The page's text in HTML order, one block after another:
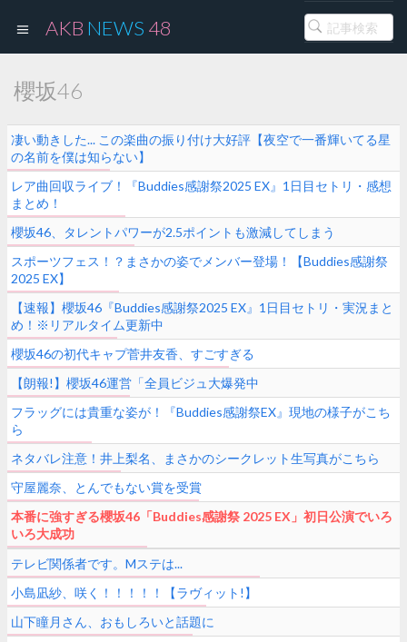
AKB NEWS 48
櫻坂46
凄い動きした... この楽曲の振り付け大好評【夜空で一番輝いてる星
の名前を僕は知らない】
レア曲回収ライブ！『Buddies感謝祭2025 EX』1日目セトリ・感想
まとめ！
櫻坂46、タレントパワーが2.5ポイントも激減してしまう
スポーツフェス！？まさかの姿でメンバー登場！【Buddies感謝祭
2025 EX】
【速報】櫻坂46『Buddies感謝祭2025 EX』1日目セトリ・実況まと
め！※リアルタイム更新中
櫻坂46の初代キャプ菅井友香、すごすぎる
【朗報!】櫻坂46運営「全員ビジュ大爆発中
フラッグには貴重な姿が！『Buddies感謝祭EX』現地の様子がこち
ら
ネタバレ注意！井上梨名、まさかのシークレット生写真がこちら
守屋麗奈、とんでもない賞を受賞
本番に強すぎる櫻坂46「Buddies感謝祭 2025 EX」初日公演でいろ
いろ大成功
テレビ関係者です。Mステは...
小島凪紗、咲く！！！！！【ラヴィット!】
山下瞳月さん、おもしろいと話題に